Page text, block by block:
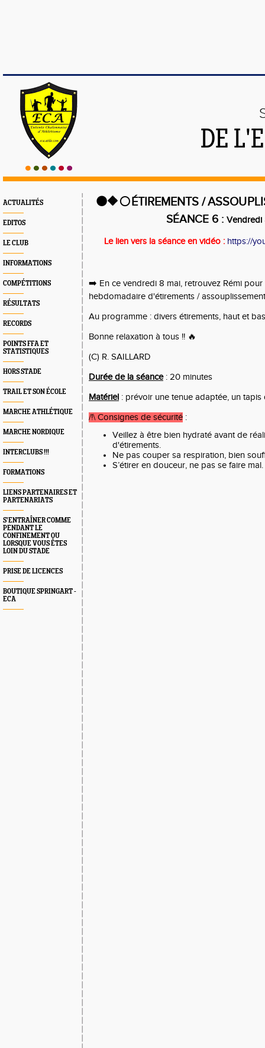
DE
ACTUALITÉS
EDITOS
LE CLUB
INFORMATIONS
COMPÉTITIONS
RÉSULTATS
RECORDS
POINTS FFA ET
STATISTIQUES
HORS STADE
TRAIL ET SON ÉCOLE
MARCHE ATHLÉTIQUE
MARCHE NORDIQUE
INTERCLUBS !!!
FORMATIONS
LIENS PARTENAIRES ET
PARTENARIATS
S’ENTRAÎNER COMME
PENDANT LE
CONFINEMENT OU
LORSQUE VOUS ÊTES
LOIN DU STADE
PRISE DE LICENCES
BOUTIQUE SPRINGART -
ECA
⚫️🔶⚪ÉTIREMENTS /
SÉANCE 6 : Vendredi
Le lien vers la séance en vidéo : https://
➡️ En ce vendredi 8 mai, retrouvez Rémi pour
hebdomadaire d'étirements /
Au programme : divers étirements, haut et
Bonne relaxation à tous !! 🔥
(C) R. SAILLARD
Durée de la séance: 20 minutes
Matériel : prévoir une tenue adaptée, un tapis
/!\ Consignes de sécurité :
Veillez à être bien hydraté avant de
d'étirements.
Ne pas couper sa respiration, bien
S’étirer en douceur, ne pas se faire mal.